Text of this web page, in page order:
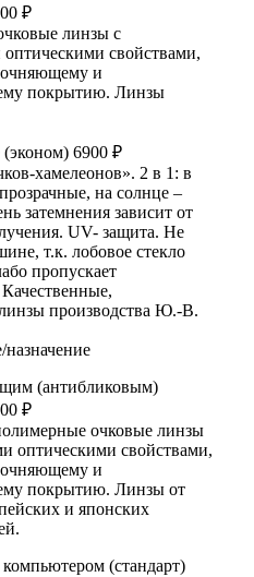
₽
линзы с
свойствами,
и
покрытию. Линзы
6900 ₽
хамелеонов». 2 в 1: в
на солнце –
затемнения зависит от
UV- защита. Не
т.к. лобовое стекло
пропускает
производства Ю.-В.
(антибликовым)
₽
очковые линзы
оптическими свойствами,
и
покрытию. Линзы от
и японских
(стандарт)